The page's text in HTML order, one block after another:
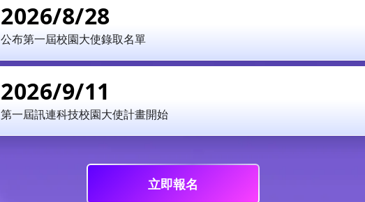
2026/8/28
公布第一屆校園大使錄取名單
2026/9/11
第一屆訊連科技校園大使計畫開始
立即報名